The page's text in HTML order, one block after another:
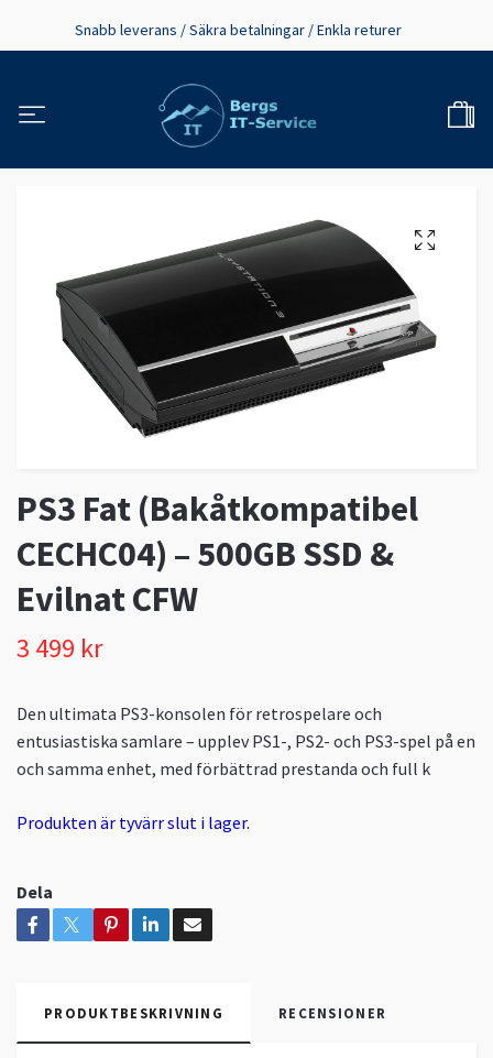
Snabb leverans / Säkra betalningar / Enkla returer
PS3 Fat (Bakåtkompatibel
CECHC04) – 500GB SSD &
Evilnat CFW
3 499 kr
Den ultimata PS3-konsolen för retrospelare och
entusiastiska samlare – upplev PS1-, PS2- och PS3-spel på en
och samma enhet, med förbättrad prestanda och full k
Produkten är tyvärr slut i lager.
Dela
PRODUKTBESKRIVNING RECENSIONER